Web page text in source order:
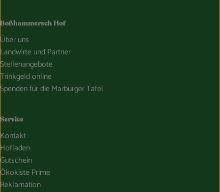
Boßhammersch Hof
Über uns
Landwirte und Partner
Stellenangebote
Trinkgeld online
Spenden für die Marburger Tafel
Service
Kontakt
Hofladen
Gutschein
Ökokiste Prime
Reklamation